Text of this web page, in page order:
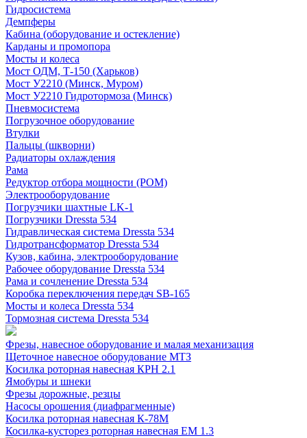
Гидросистема
Демпферы
Кабина (оборудование и остекление)
Карданы и промопора
Мосты и колеса
Мост ОДМ, Т-150 (Харьков)
Мост У2210 (Минск, Муром)
Мост У2210 Гидротормоза (Минск)
Пневмосистема
Погрузочное оборудование
Втулки
Пальцы (шкворни)
Радиаторы охлаждения
Рама
Редуктор отбора мощности (РОМ)
Электрооборудование
Погрузчики шахтные LK-1
Погрузчики Dressta 534
Гидравлическая система Dressta 534
Гидротрансформатор Dressta 534
Кузов, кабина, электрооборудование
Рабочее оборудование Dressta 534
Рама и сочленение Dressta 534
Коробка переключения передач SB-165
Мосты и колеса Dressta 534
Тормозная система Dressta 534
Фрезы, навесное оборудование и малая механизация
Щеточное навесное оборудование МТЗ
Косилка роторная навесная КРН 2.1
Ямобуры и шнеки
Фрезы дорожные, резцы
Насосы орошения (диафрагменные)
Косилка роторная навесная К-78М
Косилка-кусторез роторная навесная ЕМ 1.3